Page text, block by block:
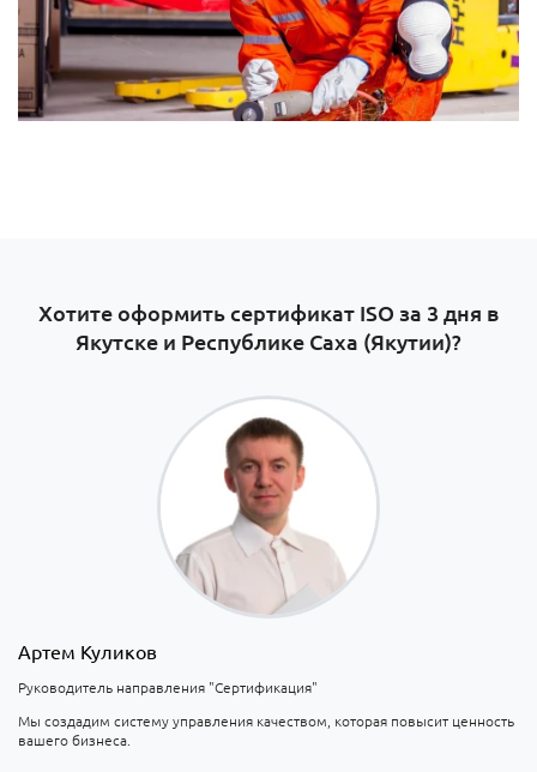
Хотите оформить сертификат ISO за 3 дня в
Якутске и Республике Саха (Якутии)?
Артем Куликов
Руководитель направления "Сертификация"
Мы создадим систему управления качеством, которая повысит ценность
вашего бизнеса.